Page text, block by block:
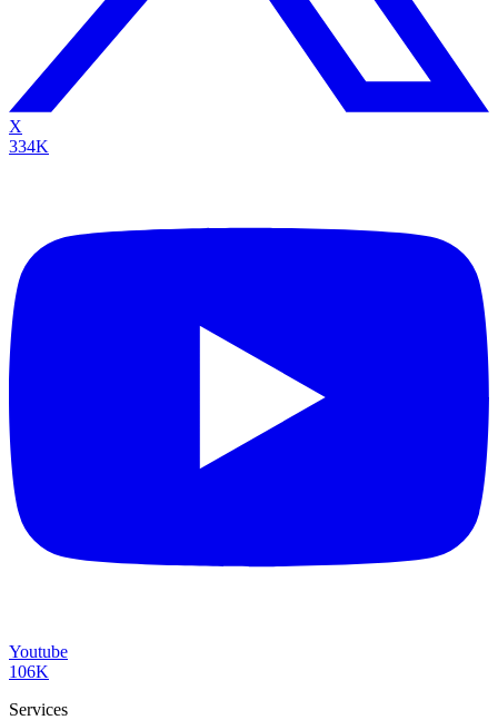
X
334K
Youtube
106K
Services